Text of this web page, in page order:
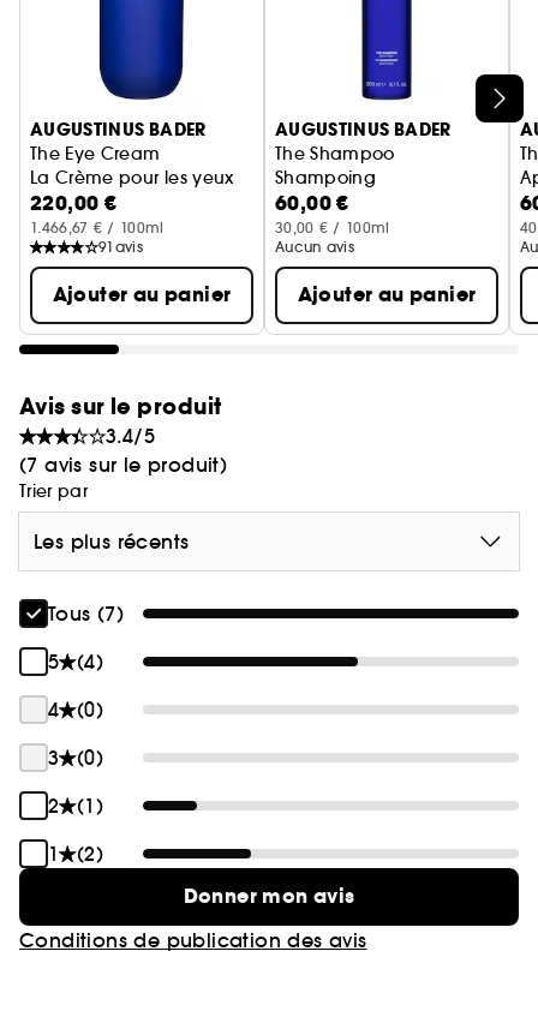
Ignorer le carrousel produits
AUGUSTINUS BADER
The Eye Cream
La Crème pour les yeux
220,00 €
1.466,67 € / 100ml
91 avis
Ajouter au panier
AUGUSTINUS BADER
The Shampoo
Shampoing
60,00 €
30,00 € / 100ml
Aucun avis
Ajouter au panier
Avis sur le produit
3.4/5
(7 avis sur le produit)
Trier par
Les plus récents
Tous (7)
5
(4)
4
(0)
3
(0)
2
(1)
1
(2)
Donner mon avis
Conditions de publication des avis